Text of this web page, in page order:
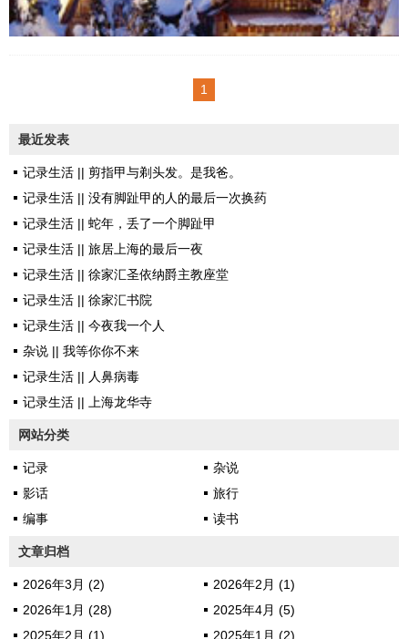
走着，一抬头，发觉迷了路。来
到底是什么呢？有人告诉我，行
走的意义远远大于目的地。为什
么要看重结果呢？这一切究竟以
结局可能是喜剧，抑或是悲剧，
1
最近发表
记录生活 || 剪指甲与剃头发。是我爸。
记录生活 || 没有脚趾甲的人的最后一次换药
记录生活 || 蛇年，丢了一个脚趾甲
记录生活 || 旅居上海的最后一夜
记录生活 || 徐家汇圣依纳爵主教座堂
记录生活 || 徐家汇书院
记录生活 || 今夜我一个人
杂说 || 我等你你不来
记录生活 || 人鼻病毒
记录生活 || 上海龙华寺
网站分类
记录
杂说
影话
旅行
编事
读书
文章归档
2026年3月 (2)
2026年2月 (1)
2026年1月 (28)
2025年4月 (5)
2025年2月 (1)
2025年1月 (2)